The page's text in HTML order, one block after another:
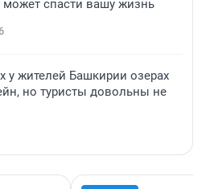
может спасти вашу жизнь
у жителей Башкирии озерах
но туристы довольны не